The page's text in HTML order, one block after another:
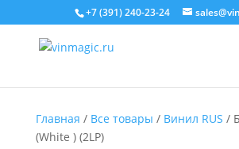
+7 (391) 240-23-24
Главная / Все товары / Винил RUS /
(White ) (2LP)